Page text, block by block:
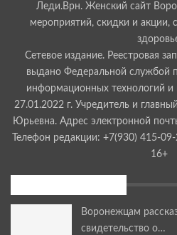
Леди.Врн. Женский сайт
мероприятий, скидки и акции,
Сетевое издание. Реестровая
выдано Федеральной службой
информационных технологий
27.01.2022 г. Учредитель и
Юрьевна. Адрес электронной
Телефон редакции: +7(930) 415-
16+
Воронежцам
свидетельство о…